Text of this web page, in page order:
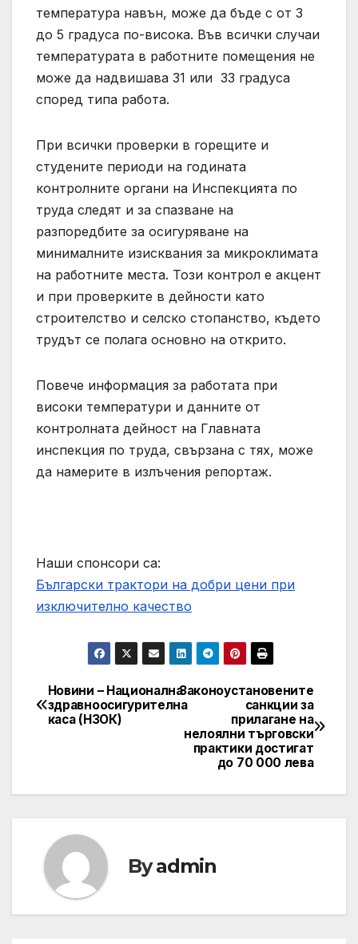
температура навън, може да бъде с от 3
до 5 градуса по-висока. Във всички случаи
температурата в работните помещения не
може да надвишава 31 или 33 градуса
според типа работа.
При всички проверки в горещите и
студените периоди на годината
контролните органи на Инспекцията по
труда следят и за спазване на
разпоредбите за осигуряване на
минималните изисквания за микроклимата
на работните места. Този контрол е акцент
и при проверките в дейности като
строителство и селско стопанство, където
трудът се полага основно на открито.
Повече информация за работата при
високи температури и данните от
контролната дейност на Главната
инспекция по труда, свързана с тях, може
да намерите в излъчения репортаж.
Наши спонсори са:
Български трактори на добри цени при
изключително качество
Post
navigation
Законоустановените
санкции за
прилагане на
нелоялни търговски
практики достигат
до 70 000 лева
Новини – Национална
здравноосигурителна
каса (НЗОК)
Byadmin